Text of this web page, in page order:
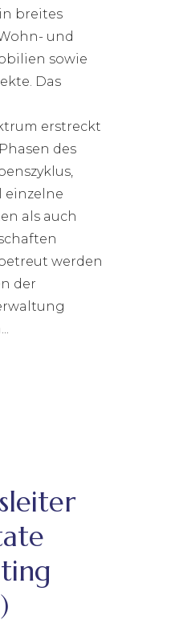
breites
und
sowie
Das
erstreckt
des
einzelne
als auch
werden
der